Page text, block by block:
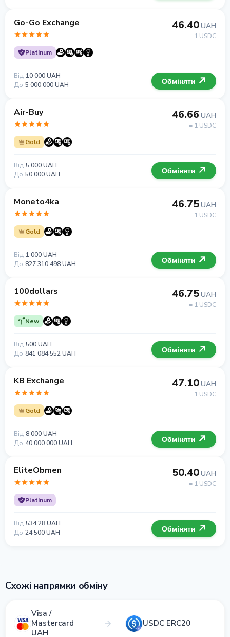
Go-Go Exchange
Platinum
46.40UAH
= 1 USDC
Від 10 000 UAH
До 5 000 000 UAH Обміняти
Air-Buy
Gold
46.66 UAH
= 1 USDC
Від 5 000 UAH
До 50 000 UAH Обміняти
Moneto4ka
Gold
46.75UAH
= 1 USDC
Від 1 000 UAH
До 827 310 498 UAH Обміняти
100dollars
New
46.75UAH
= 1 USDC
Від 500 UAH
До 841 084 552 UAH Обміняти
KB Exchange
Gold
47.10UAH
= 1 USDC
Від 8 000 UAH
До 40 000 000 UAH Обміняти
EliteObmen
Platinum
50.40UAH
= 1 USDC
Від 534.28 UAH
До 24 500 UAH Обміняти
Схожі напрямки обміну
Visa /
Mastercard
UAH
USDC ERC20